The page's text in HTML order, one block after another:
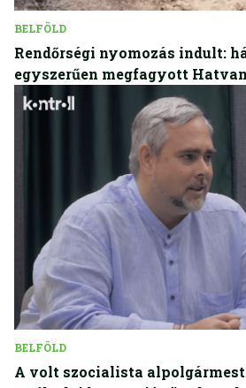
BELFÖLD
Rendőrségi nyomozás indult:
egyszerűen megfagyott
BELFÖLD
A volt szocialista